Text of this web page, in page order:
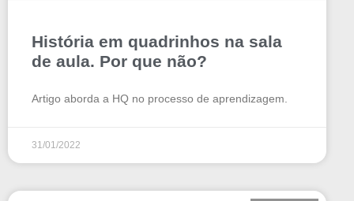
História em quadrinhos na sala
de aula. Por que não?
Artigo aborda a HQ no processo de aprendizagem.
31/01/2022